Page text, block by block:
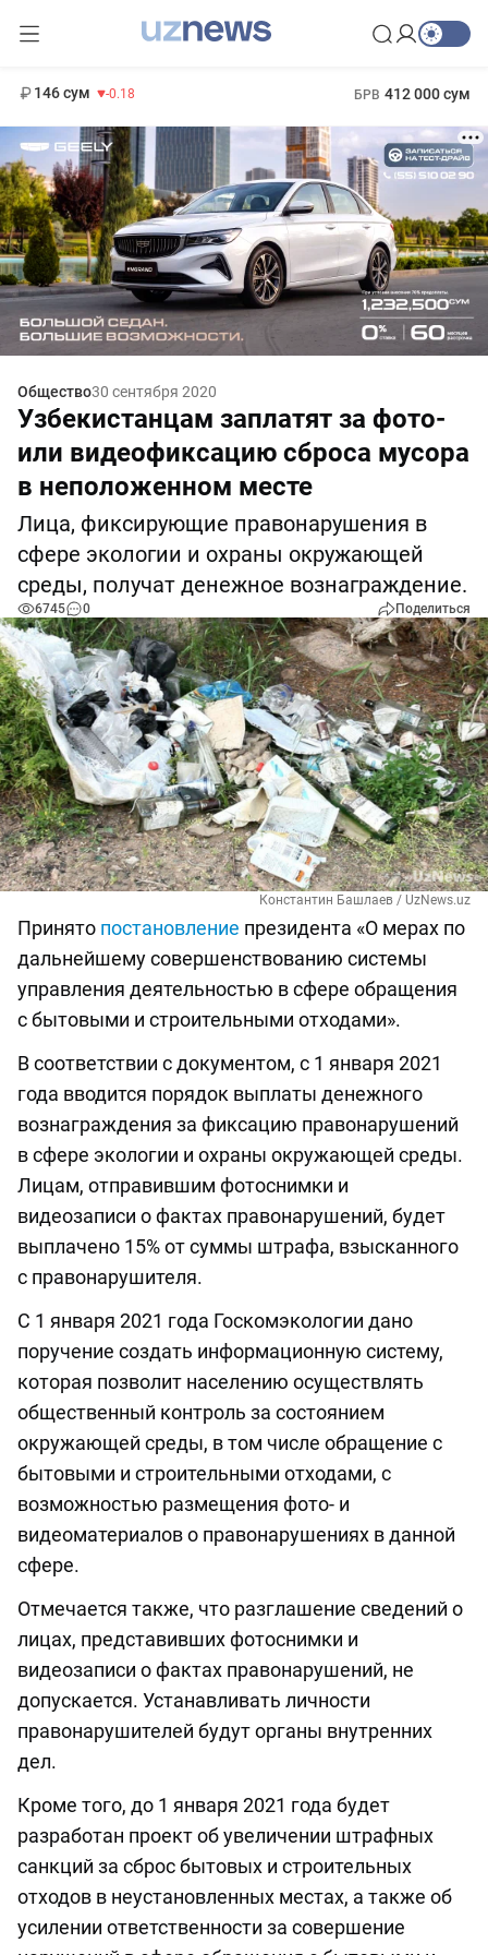
146 сум -0.18 БРВ 412 000 сум
Общество30 сентября 2020
Узбекистанцам заплатят за фото-
или видеофиксацию сброса мусора
в неположенном месте
Лица, фиксирующие правонарушения в
сфере экологии и охраны окружающей
среды, получат денежное вознаграждение.
6745 0 Поделиться
Константин Башлаев / UzNews.uz
Принято постановление президента «О мерах по
дальнейшему совершенствованию системы
управления деятельностью в сфере обращения
с бытовыми и строительными отходами».
В соответствии с документом, с 1 января 2021
года вводится порядок выплаты денежного
вознаграждения за фиксацию правонарушений
в сфере экологии и охраны окружающей среды.
Лицам, отправившим фотоснимки и
видеозаписи о фактах правонарушений, будет
выплачено 15% от суммы штрафа, взысканного
с правонарушителя.
С 1 января 2021 года Госкомэкологии дано
поручение создать информационную систему,
которая позволит населению осуществлять
общественный контроль за состоянием
окружающей среды, в том числе обращение с
бытовыми и строительными отходами, с
возможностью размещения фото- и
видеоматериалов о правонарушениях в данной
сфере.
Отмечается также, что разглашение сведений о
лицах, представивших фотоснимки и
видеозаписи о фактах правонарушений, не
допускается. Устанавливать личности
правонарушителей будут органы внутренних
дел.
Кроме того, до 1 января 2021 года будет
разработан проект об увеличении штрафных
санкций за сброс бытовых и строительных
отходов в неустановленных местах, а также об
усилении ответственности за совершение